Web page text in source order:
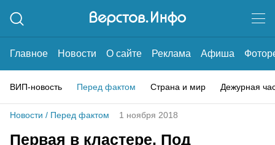
Главное Новости О сайте Реклама Афиша
ВИП-новость Перед фактом Страна и мир Дежурная
Новости / Перед фактом 1 ноября 2018
Первая в кластере. Под